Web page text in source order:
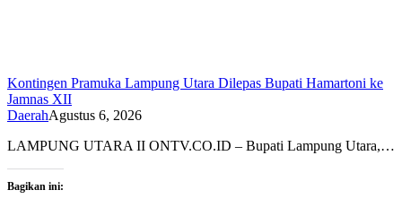
Kontingen Pramuka Lampung Utara Dilepas Bupati Hamartoni ke
Jamnas XII
DaerahAgustus 6, 2026
LAMPUNG UTARA II ONTV.CO.ID – Bupati Lampung Utara,…
Bagikan ini: